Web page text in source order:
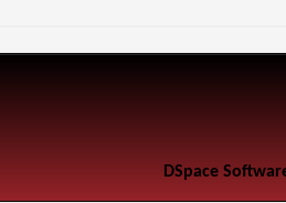
DSpace